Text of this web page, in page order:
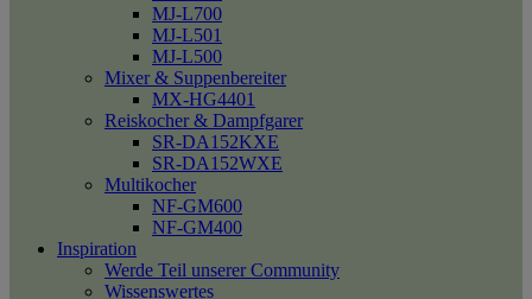
MJ-L700
MJ-L501
MJ-L500
Mixer & Suppenbereiter
MX-HG4401
Reiskocher & Dampfgarer
SR-DA152KXE
SR-DA152WXE
Multikocher
NF-GM600
NF-GM400
Inspiration
Werde Teil unserer Community
Wissenswertes